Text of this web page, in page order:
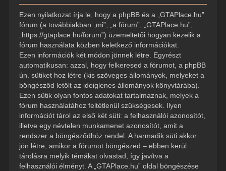
Ezen nyilatkozat írja le, hogy a phpBB és a „GTAPlace.hu”
fórum (a továbbiakban „mi”, „a fórum”, „GTAPlace.hu”,
„https://gtaplace.hu/forum”) üzemeltetői hogyan kezelik a
fórum használata közben keletkező információkat.
Ezen információk két módon jönnek létre. Egyrészt
automatikusan: azzal, hogy felkeresed a fórumot, a phpBB
ún. sütiket hoz létre (kis szöveges állományok, melyeket a
böngésződ letölt az ideiglenes állományok könyvtárába).
Ezen sütik olyan fontos adatokat tartalmaznak, melyek a
fórum használatához feltétlenül szükségesek. Ilyen
információt tárol az első két süti: a felhasználói azonosítót,
illetve egy névtelen munkamenet azonosítót, amit a
rendszer a böngésződhöz rendel. A harmadik süti akkor
jön létre, amikor a fórumot böngészed – ebben kerül
tárolásra melyik témákat olvastad, így javítva a
felhasználói élményt. A „GTAPlace.hu” oldal böngészése